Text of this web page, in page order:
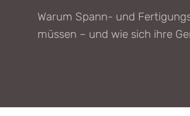
Warum Spann- und
müssen – und wie sich ihre